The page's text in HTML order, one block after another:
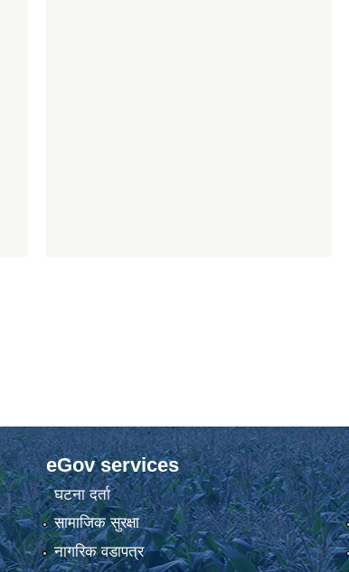
eGov services
घटना दर्ता
सामाजिक सुरक्षा
नागरिक वडापत्र